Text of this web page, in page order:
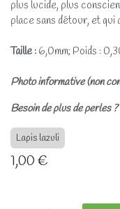
plus lucide, plus
place sans détour, et qui
Taille : 6,0mm; Poids :
Photo informative (non
Besoin de plus de perles
Lapis lazuli
1,00€